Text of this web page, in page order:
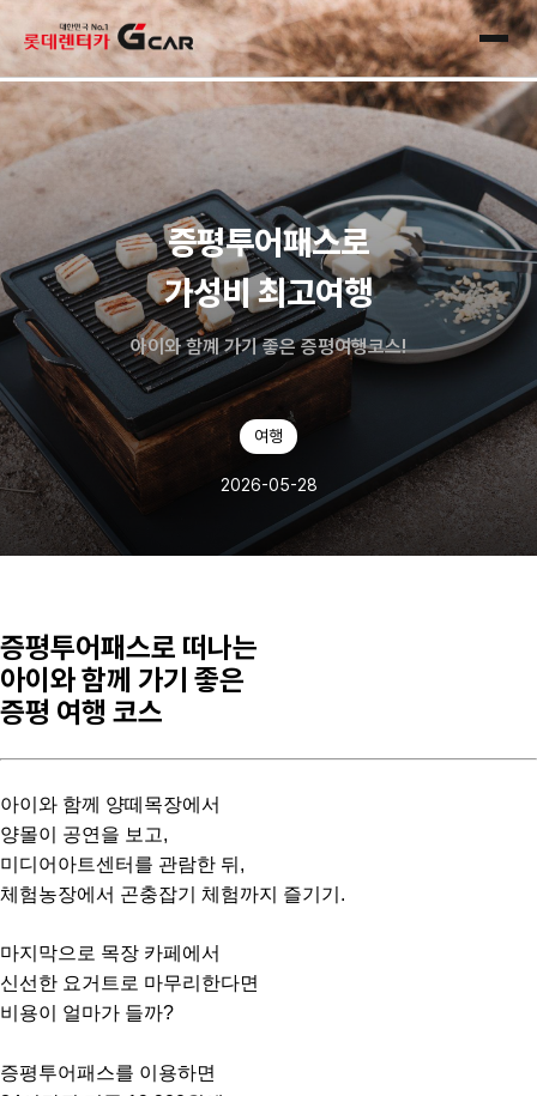
skip navigation
전체
증평투어패스로
가성비 최고여행
아이와 함꼐 가기 좋은 증평여행코스!
여행
2026-05-28
증평투어패스로 떠나는
아이와 함께 가기 좋은
증평 여행 코스
아이와 함께 양떼목장에서
양몰이 공연을 보고,
미디어아트센터를 관람한 뒤,
체험농장에서 곤충잡기 체험까지 즐기기.
마지막으로 목장 카페에서
신선한 요거트로 마무리한다면
비용이 얼마가 들까?
증평투어패스를 이용하면